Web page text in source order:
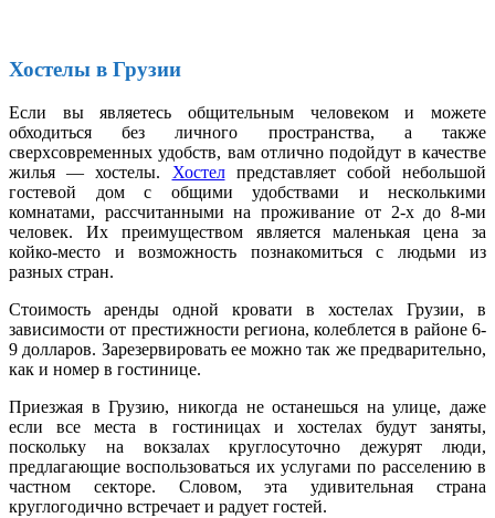
Хостелы в Грузии
Если вы являетесь общительным человеком и можете
обходиться без личного пространства, а также
сверхсовременных удобств, вам отлично подойдут в качестве
жилья — хостелы. Хостелпредставляет собой небольшой
гостевой дом с общими удобствами и несколькими
комнатами, рассчитанными на проживание от 2-х до 8-ми
человек. Их преимуществом является маленькая цена за
койко-место и возможность познакомиться с людьми из
разных стран.
Стоимость аренды одной кровати в хостелах Грузии, в
зависимости от престижности региона, колеблется в районе 6-
9 долларов. Зарезервировать ее можно так же предварительно,
как и номер в гостинице.
Приезжая в Грузию, никогда не останешься на улице, даже
если все места в гостиницах и хостелах будут заняты,
поскольку на вокзалах круглосуточно дежурят люди,
предлагающие воспользоваться их услугами по расселению в
частном секторе. Словом, эта удивительная страна
круглогодично встречает и радует гостей.